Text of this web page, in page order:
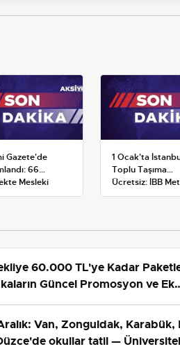
Gazete'de
66
Mesleki
Belgesi
1 Ocak'ta
Toplu Taşıma
Ücretsiz: İBB
Metrobüs ve
60.000 TL'ye Kadar
Güncel Promosyon ve Ek
Van, Zonguldak, Karabük,
okullar tatil —